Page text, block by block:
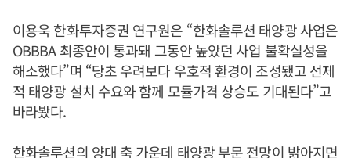
이용욱 한화투자증권 연구원은 “한화솔루션 태양광 사업은
OBBBA 최종안이 통과돼 그동안 높았던 사업 불확실성을
해소했다”며 “당초 우려보다 우호적 환경이 조성됐고 선제
적 태양광 설치 수요와 함께 모듈가격 상승도 기대된다”고
바라봤다.
한화솔루션의 양대 축 가운데 태양광 부문 전망이 밝아지면